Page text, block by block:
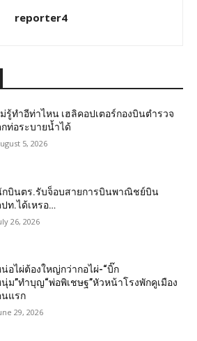
reporter4
รู้ทำอีท่าไหน เฮลิคอปเตอร์กองบินตำรวจ
ท่อระบายน้ำได้
5, 2026
บินตร.รับจ็อบสายการบินพาณิชย์บิน
ท.ได้เหรอ…
26, 2026
อไผ่ต้องใหญ่กว่ากอไผ่-“บิ๊ก
ม”ทำบุญ“พ่อพิเชษฐ”หัวหน้าโรงพักคูเมือง
นแรก
29, 2026